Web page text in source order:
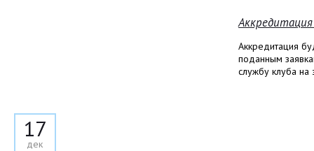
17
дек
Аккредитация
поданным
службу клуба на